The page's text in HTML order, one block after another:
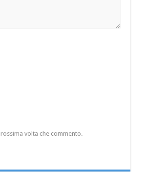
volta che commento.